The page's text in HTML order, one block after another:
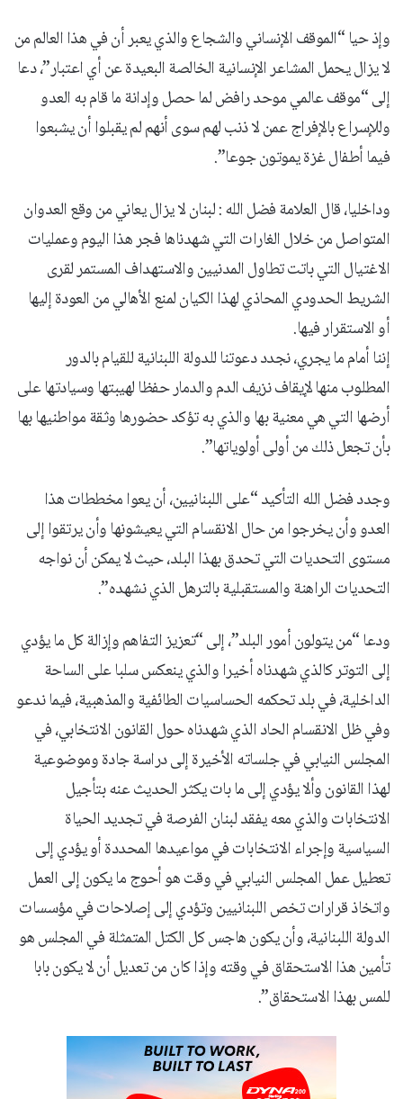
وإذ حيا “الموقف الإنساني والشجاع والذي يعبر أن في هذا العالم من
لا يزال يحمل المشاعر الإنسانية الخالصة البعيدة عن أي اعتبار”، دعا
إلى “موقف عالمي موحد رافض لما حصل وإدانة ما قام به العدو
وللإسراع بالإفراج عمن لا ذنب لهم سوى أنهم لم يقبلوا أن يشبعوا
فيما أطفال غزة يموتون جوعا”.
وداخليا، قال العلامة فضل الله : لبنان لا يزال يعاني من وقع العدوان
المتواصل من خلال الغارات التي شهدناها فجر هذا اليوم وعمليات
الاغتيال التي باتت تطاول المدنيين والاستهداف المستمر لقرى
الشريط الحدودي المحاذي لهذا الكيان لمنع الأهالي من العودة إليها
أو الاستقرار فيها.
إننا أمام ما يجري، نجدد دعوتنا للدولة اللبنانية للقيام بالدور
المطلوب منها لإيقاف نزيف الدم والدمار حفظا لهيبتها وسيادتها على
أرضها التي هي معنية بها والذي به تؤكد حضورها وثقة مواطنيها بها
بأن تجعل ذلك من أولى أولوياتها”.
وجدد فضل الله التأكيد “على اللبنانيين، أن يعوا مخططات هذا
العدو وأن يخرجوا من حال الانقسام التي يعيشونها وأن يرتقوا إلى
مستوى التحديات التي تحدق بهذا البلد، حيث لا يمكن أن نواجه
التحديات الراهنة والمستقبلية بالترهل الذي نشهده”.
ودعا “من يتولون أمور البلد”، إلى “تعزيز التفاهم وإزالة كل ما يؤدي
إلى التوتر كالذي شهدناه أخيرا والذي ينعكس سلبا على الساحة
الداخلية، في بلد تحكمه الحساسيات الطائفية والمذهبية، فيما ندعو
وفي ظل الانقسام الحاد الذي شهدناه حول القانون الانتخابي، في
المجلس النيابي في جلساته الأخيرة إلى دراسة جادة وموضوعية
لهذا القانون وألا يؤدي إلى ما بات يكثر الحديث عنه بتأجيل
الانتخابات والذي معه يفقد لبنان الفرصة في تجديد الحياة
السياسية وإجراء الانتخابات في مواعيدها المحددة أو يؤدي إلى
تعطيل عمل المجلس النيابي في وقت هو أحوج ما يكون إلى العمل
واتخاذ قرارات تخص اللبنانيين وتؤدي إلى إصلاحات في مؤسسات
الدولة اللبنانية، وأن يكون هاجس كل الكتل المتمثلة في المجلس هو
تأمين هذا الاستحقاق في وقته وإذا كان من تعديل أن لا يكون بابا
للمس بهذا الاستحقاق”.